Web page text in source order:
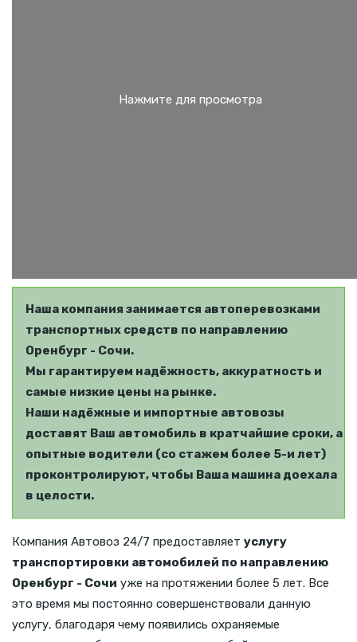
Наша компания занимается автоперевозками
транспортных средств по направлению
Оренбург - Сочи.
Мы гарантируем надёжность, аккуратность и
самые низкие цены на рынке.
Наши надёжные и импортные автовозы
доставят Ваш автомобиль в кратчайшие сроки, а
опытные водители (со стажем более 5-и лет)
проконтролируют, чтобы Ваша машина доехала
в целости.
Компания Автовоз 24/7 предоставляет услугу
транспортировки автомобилей по направлению
Оренбург - Сочи уже на протяжении более 5 лет. Все
это время мы постоянно совершенствовали данную
услугу, благодаря чему появились охраняемые